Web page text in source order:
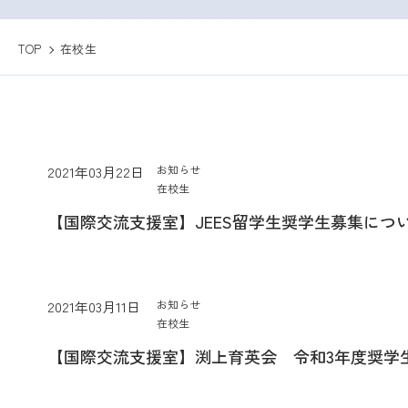
TOP 在校生
2021年03月22日
お知らせ
在校生
【国際交流支援室】JEES留学生奨学生募集につ
2021年03月11日
お知らせ
在校生
【国際交流支援室】渕上育英会 令和3年度奨学